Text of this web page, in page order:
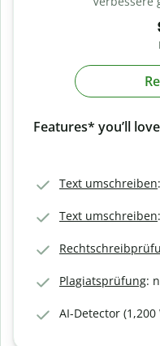
Features* you’ll
Text umschreiben
Text umschreiben
Plagiatsprüfung:
AI-Detector